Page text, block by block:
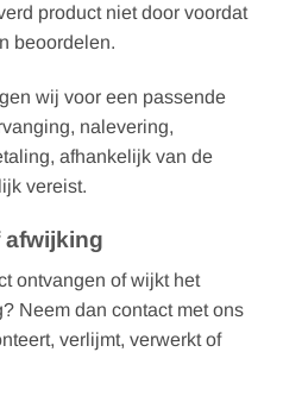
product niet door voordat
beoordelen.
wij voor een passende
nalevering,
afhankelijk van de
vereist.
afwijking
ontvangen of wijkt het
Neem dan contact met ons
verlijmt, verwerkt of